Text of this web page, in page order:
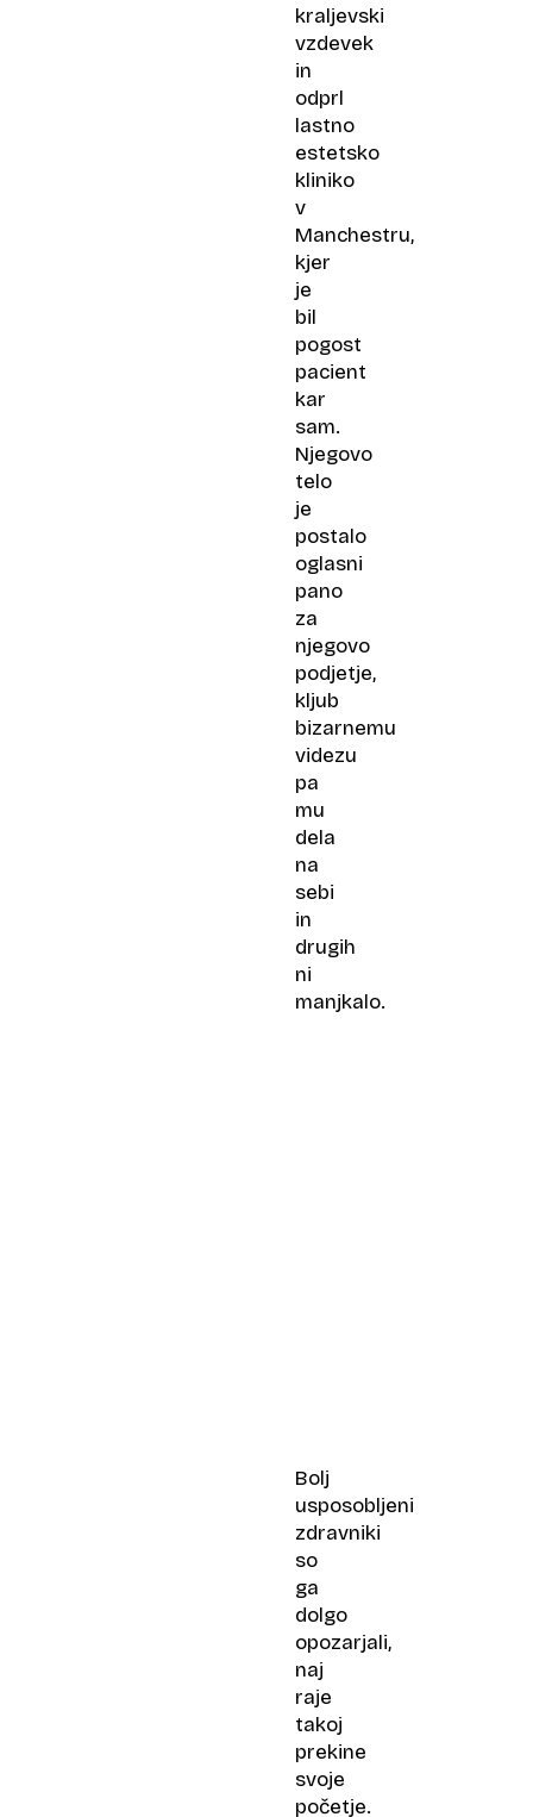
kraljevski
vzdevek
in
odprl
lastno
estetsko
kliniko
v
Manchestru,
kjer
je
bil
pogost
pacient
kar
sam.
Njegovo
telo
je
postalo
oglasni
pano
za
njegovo
podjetje,
kljub
bizarnemu
videzu
pa
mu
dela
na
sebi
in
drugih
ni
manjkalo.
Bolj
usposobljeni
zdravniki
so
ga
dolgo
opozarjali,
naj
raje
takoj
prekine
svoje
početje.